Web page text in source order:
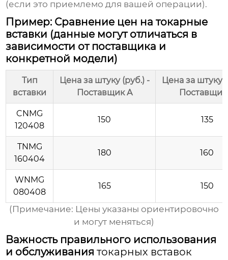
(если это приемлемо для вашей операции).
Пример: Сравнение цен на токарные
вставки (данные могут отличаться в
зависимости от поставщика и
конкретной модели)
Тип
вставки
Цена за штуку (руб.) -
Поставщик A
Цена за штуку
Поставщик
CNMG
120408
150 135
TNMG
160404
180 160
WNMG
080408
165 150
(Примечание: Цены указаны ориентировочно
и могут меняться)
Важность правильного использования
и обслуживаниятокарных вставок